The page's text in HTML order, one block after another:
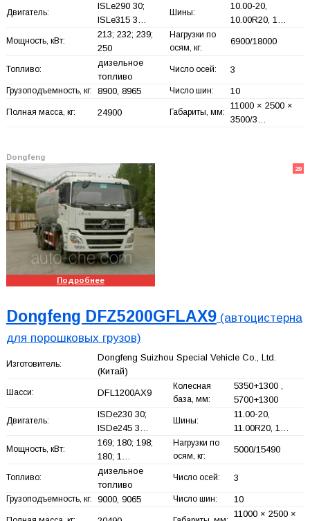
Двигатель:
ISLe290 30;
ISLe315 3…
Шины:
10.00-20,
10.00R20, 1…
Мощность, кВт:
213; 232; 239;
250
Нагрузки по
осям, кг:
6900/18000
Топливо:
дизельное
топливо
Число осей: 3
Грузоподъемность, кг: 8900, 8965 Число шин: 10
Полная масса, кг: 24900 Габариты, мм:
11000 × 2500 ×
3500/3…
Dongfeng
29
Подробнее
Dongfeng DFZ5200GFLAX9(автоцистерна
для порошковых грузов)
Изготовитель:
Dongfeng Suizhou Special Vehicle Co., Ltd.
(Китай)
Шасси: DFL1200AX9
Колесная
база, мм:
5350+1300 ,
5700+1300
Двигатель:
ISDe230 30;
ISDe245 3…
Шины:
11.00-20,
11.00R20, 1…
Мощность, кВт:
169; 180; 198;
180; 1…
Нагрузки по
осям, кг:
5000/15490
Топливо:
дизельное
топливо
Число осей: 3
Грузоподъемность, кг: 9000, 9065 Число шин: 10
11000 × 2500 ×